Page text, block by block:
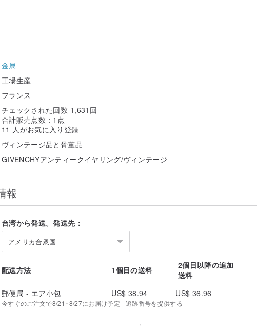
金属
工場生産
フランス
チェックされた回数 1,631回
合計販売点数：1点
11 人がお気に入り登録
ヴィンテージ品と骨董品
GIVENCHYアンティークイヤリング/ヴィンテージ
報
台湾から発送。発送先：
アメリカ合衆国
配送方法 1個目の送料
2個目以降の追加
送料
郵便局 - エア小包
US$ 38.94 US$ 36.96
今すぐのご注文で8/21~8/27にお届け予定 | 追跡番号を提供する